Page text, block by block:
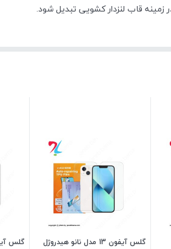
قاب لنزدار کشویی تبدیل شود.
گلس آیفون 13 مدل نانو هیدروژل